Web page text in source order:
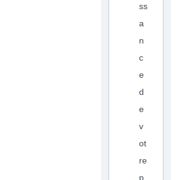
ss
a
n
c
e
d
e
v
ot
re
p